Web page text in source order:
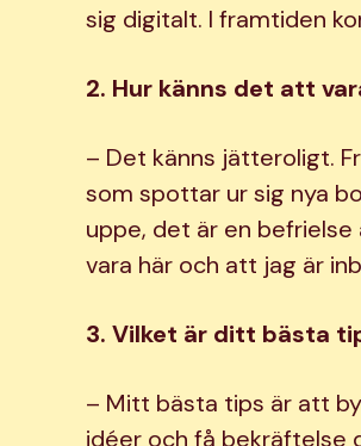
sig digitalt. I framtiden
2. Hur känns det att
– Det känns jätteroligt.
som spottar ur sig nya
uppe, det är en
vara här och att jag är
3. Vilket är ditt bästa
– Mitt bästa tips är att
idéer och få bekräftelse